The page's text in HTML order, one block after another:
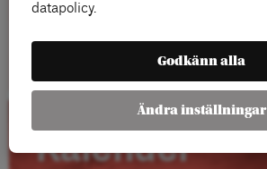
Kalender
datapolicy.
Godkänn alla
Ändra inställningar